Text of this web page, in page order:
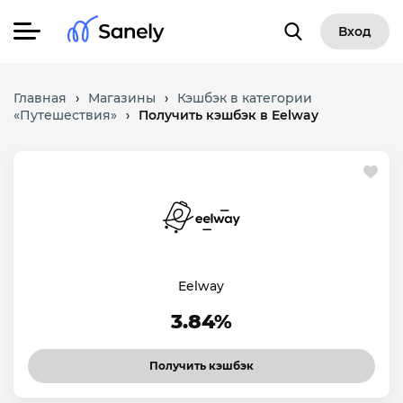
Вход
Главная › Магазины ›
Кэшбэк в категории
«Путешествия» › Получить кэшбэк в Eelway
Eelway
3.84%
Получить кэшбэк